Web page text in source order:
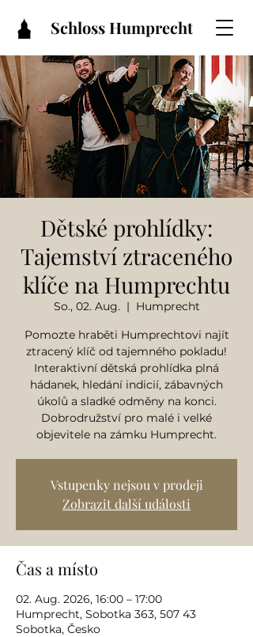
Schloss Humprecht
Dětské prohlídky:
Tajemství ztraceného
klíče na Humprechtu
So., 02. Aug.
  |
Humprecht
Pomozte hraběti Humprechtovi najít
ztracený klíč od tajemného pokladu!
Interaktivní dětská prohlídka plná
hádanek, hledání indicií, zábavných
úkolů a sladké odměny na konci.
Dobrodružství pro malé i velké
objevitele na zámku Humprecht.
Vstupenky nejsou v prodeji
Zobrazit další události
Čas a místo
02. Aug. 2026, 16:00 – 17:00
Humprecht, Sobotka 363, 507 43
Sobotka, Česko